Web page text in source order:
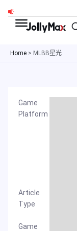
Home > MLBB星光
Game
Platform
Article
Type
Game